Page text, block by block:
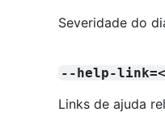
Severidade do
--help-
Links de ajuda